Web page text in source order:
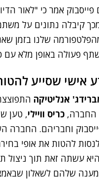
קיבלה נתונים על
שלנו בזמן
פעולה באופן מלא עם
אישי שסייע
אנליטיקה
החברה, כריס וויילי, טען
וחבריהם. החברה
להטות את אופי בחירתם
עשתה זאת תוך ניצול
שלהם לשאלון